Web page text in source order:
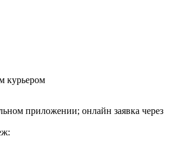
курьером
приложении; онлайн заявка через